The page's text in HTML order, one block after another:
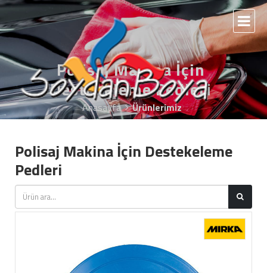
Polisaj Makina İçin
Destekeleme Pedleri
Anasayfa Ürünlerimiz
Polisaj Makina İçin Destekeleme
Pedleri